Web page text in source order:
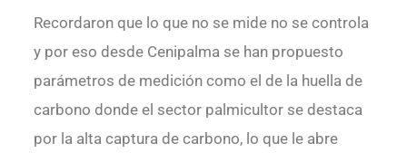
Recordaron que lo que no se mide no se controla
y por eso desde Cenipalma se han propuesto
parámetros de medición como el de la huella de
carbono donde el sector palmicultor se destaca
por la alta captura de carbono, lo que le abre